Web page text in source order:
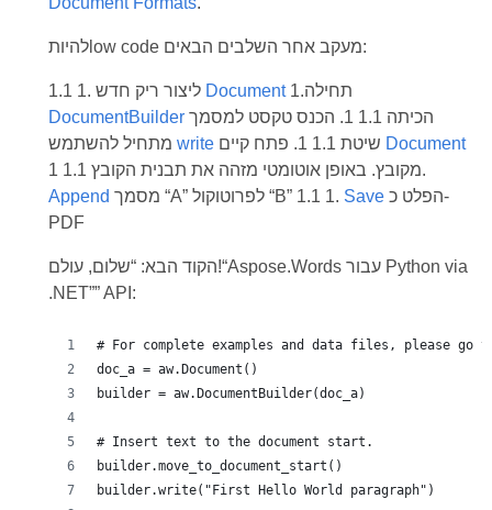
להיותlow code מעקב אחר השלבים הבאים:
1.1 1. ליצור ריק חדש Document
1.תחילה
DocumentBuilderהכיתה 1.1 1. הכנס טקסט למסמך
write
Document
מקובץ. באופן אוטומטי מזהה את תבנית הקובץ 1.1 1.
Append
מסמך “A” לפרוטוקול “B” 1.1 1. Saveהפלט כ-
PDF
הקוד הבא: “שלום, עולם!“Aspose.Words עבור Python via
.NET”” API: